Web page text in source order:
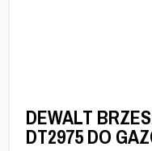
DEWALT
DT2975 DO